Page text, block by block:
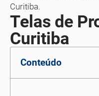
Curitiba.
Telas de
Curitiba
Conteúdo